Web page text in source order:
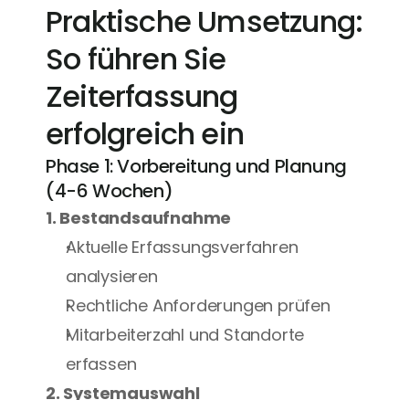
Praktische Umsetzung:
So führen Sie
Zeiterfassung
erfolgreich ein
Phase 1: Vorbereitung und Planung
(4-6 Wochen)
1. Bestandsaufnahme
Aktuelle Erfassungsverfahren
analysieren
Rechtliche Anforderungen prüfen
Mitarbeiterzahl und Standorte
erfassen
2. Systemauswahl